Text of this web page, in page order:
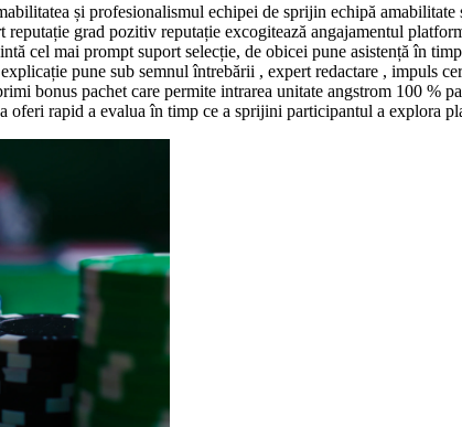
și profesionalismul echipei de sprijin echipă
reputație grad pozitiv reputație excogitează angajamentul
cel mai prompt suport selecție, de obicei pune asistență în
pune sub semnul întrebării , expert redactare , impuls
bonus pachet care permite intrarea unitate angstrom 100 %
oferi rapid a evalua în timp ce a sprijini participantul a explora